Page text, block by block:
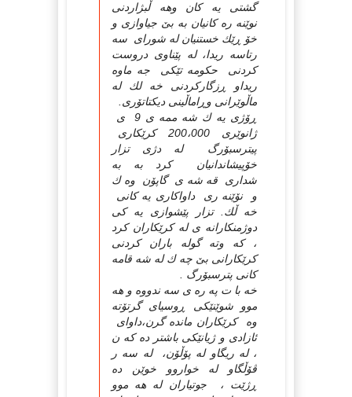
گشتی یه كان وهه ڵبژاردنی
نوێنه ره كانیان به بێ جیاوازی و
خۆ ڕێك خستنیان له شورای سه
رتاسه ریدا، له پێناوی دروست
كردنی حكومه تێكی جه ماوه
ریداو ڕزگاركردنی خه لك له
ماڵوێرانی وڕاماڵینی دیكتاتۆری.
ڕۆژی یه ك شه ممه ی 9 ی
ژانوێری 200،000 كرێكاری
پیترسبۆرگ له دژی تزار
خۆپیشاندانیان كرد به به
شداری قه شه ی گاپۆن وه ك
و نۆێنه ری داواكاری یه كانی
خه ڵك. تزار پێشوازی یه كی
دوژمنكارانه ی له كرێكاران كرد
، كه وته گوله باران كردنی
كرێكارانی بێ چه ك له شه قامه
كانی پترسبۆرگ .
خه با ت په ره ی سه ندووه و هه
موو شوێنێكی ڕوسیای گرتۆته
وه كرێكاران مانده گرن،داوای
ئازادی و ژیانێكی باشتر ده كه ن
، له ریگاو له پۆڵۆن، له سه ر
ڤۆڵگاو له خواروو خوێن ده
ڕژێت ، جوتیاران له هه موو